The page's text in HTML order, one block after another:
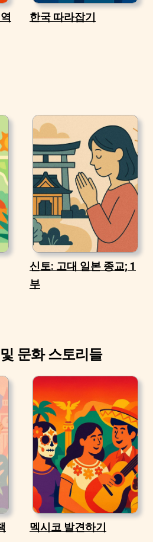
한국 따라잡기
신토: 고대 일본 종교; 1
부
문화 스토리들
멕시코 발견하기